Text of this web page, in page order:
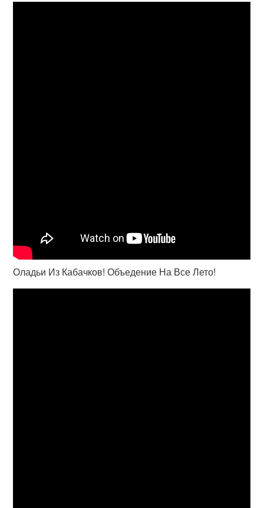
Оладьи Из Кабачков! Объедение На Все Лето!